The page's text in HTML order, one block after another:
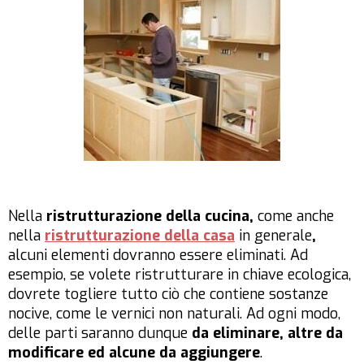
Nella ristrutturazione della cucina, come anche
nella ristrutturazione della casa in generale,
alcuni elementi dovranno essere eliminati. Ad
esempio, se volete ristrutturare in chiave ecologica,
dovrete togliere tutto ciò che contiene sostanze
nocive, come le vernici non naturali. Ad ogni modo,
delle parti saranno dunque da eliminare, altre da
modificare ed alcune da aggiungere.